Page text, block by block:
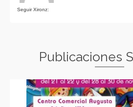
Seguir Xironz:
Publicaciones